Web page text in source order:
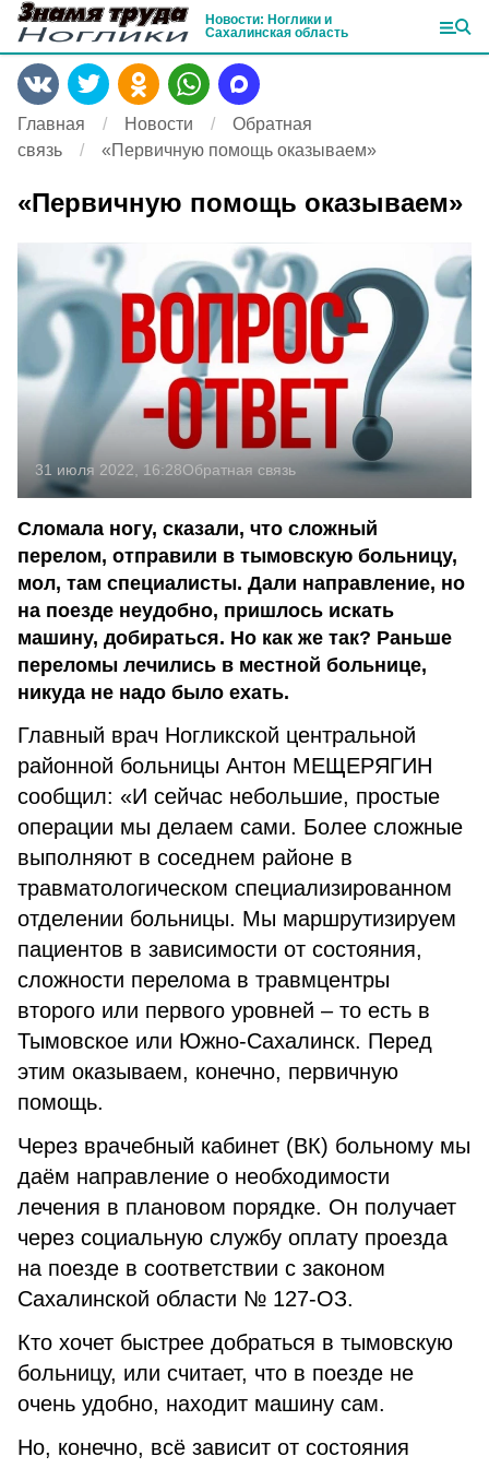
Новости: Ноглики и
Сахалинская область
Главная Новости
Обратная
связь
«Первичную помощь оказываем»
«Первичную помощь оказываем»
31 июля 2022, 16:28Обратная связь
Сломала ногу, сказали, что сложный
перелом, отправили в тымовскую больницу,
мол, там специалисты. Дали направление, но
на поезде неудобно, пришлось искать
машину, добираться. Но как же так? Раньше
переломы лечились в местной больнице,
никуда не надо было ехать.
Главный врач Ногликской центральной
районной больницы Антон МЕЩЕРЯГИН
сообщил: «И сейчас небольшие, простые
операции мы делаем сами. Более сложные
выполняют в соседнем районе в
травматологическом специализированном
отделении больницы. Мы маршрутизируем
пациентов в зависимости от состояния,
сложности перелома в травмцентры
второго или первого уровней – то есть в
Тымовское или Южно-Сахалинск. Перед
этим оказываем, конечно, первичную
помощь.
Через врачебный кабинет (ВК) больному мы
даём направление о необходимости
лечения в плановом порядке. Он получает
через социальную службу оплату проезда
на поезде в соответствии с законом
Сахалинской области № 127-ОЗ.
Кто хочет быстрее добраться в тымовскую
больницу, или считает, что в поезде не
очень удобно, находит машину сам.
Но, конечно, всё зависит от состояния